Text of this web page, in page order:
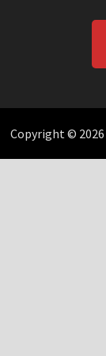
Copyright © 2026